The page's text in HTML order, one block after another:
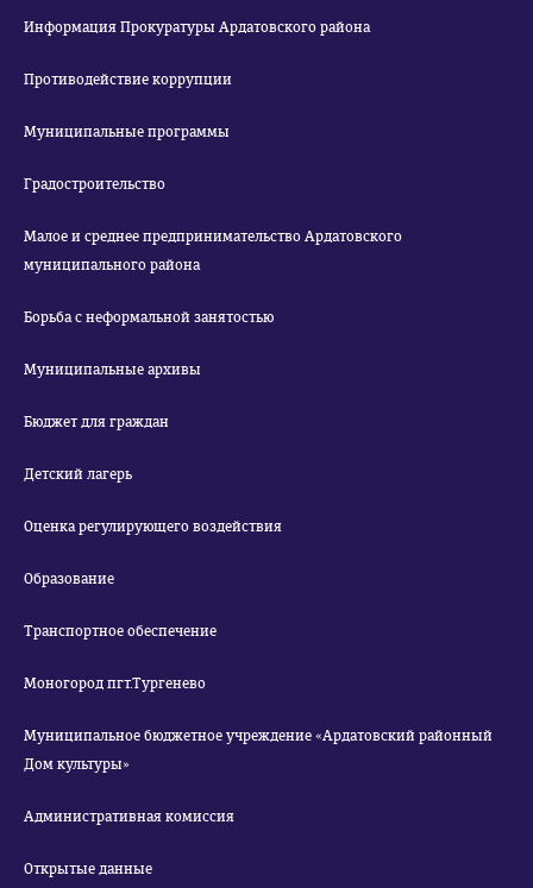
Информация Прокуратуры Ардатовского района
Противодействие коррупции
Муниципальные программы
Градостроительство
Малое и среднее предпринимательство Ардатовского
муниципального района
Борьба с неформальной занятостью
Муниципальные архивы
Бюджет для граждан
Детский лагерь
Оценка регулирующего воздействия
Образование
Транспортное обеспечение
Моногород пгт.Тургенево
Муниципальное бюджетное учреждение «Ардатовский районный
Дом культуры»
Административная комиссия
Открытые данные